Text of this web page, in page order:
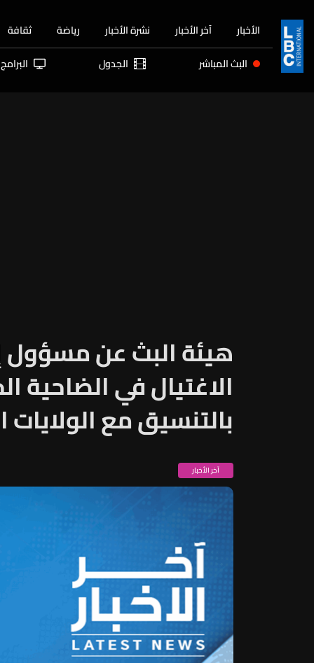
الأخبار آخر الأخبار نشرة الأخبار رياضة ثقافة
البث المباشر الجدول البرامج
هيئة البث عن مسؤول
الاغتيال في الضاحية
بالتنسيق مع الولايات
آخر الأخبار